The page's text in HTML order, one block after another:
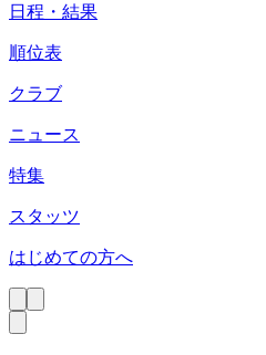
日程・結果
順位表
クラブ
ニュース
特集
スタッツ
はじめての方へ